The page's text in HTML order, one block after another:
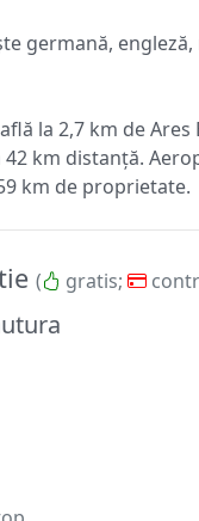
germană,
la 2,7 km de
42 km distanță.
km de proprietate.
( gratis;